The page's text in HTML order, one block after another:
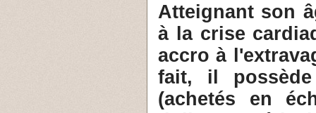
1- Atteignant
à la crise
accro à
fait, il possède
(achetés en